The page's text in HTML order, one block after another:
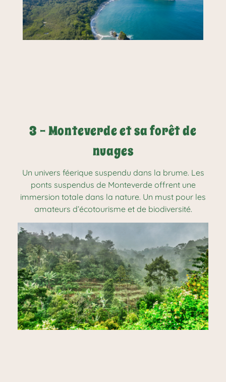
3 - Monteverde et sa forêt de
nuages
Un univers féerique suspendu dans la brume. Les
ponts suspendus de Monteverde offrent une
immersion totale dans la nature. Un must pour les
amateurs d’écotourisme et de biodiversité.